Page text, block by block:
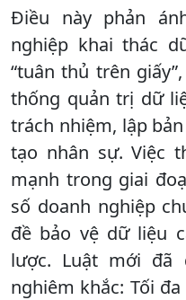
Điều này phản
nghiệp khai thác
“tuân thủ trên
thống quản trị dữ
trách nhiệm, lập
tạo nhân sự. Việc
mạnh trong giai
số doanh nghiệp
đề bảo vệ dữ liệu
lược. Luật mới
nghiêm khắc: Tối